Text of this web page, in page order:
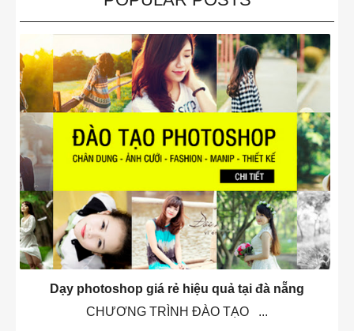
Dạy photoshop giá rẻ hiệu quả tại đà nẵng
CHƯƠNG TRÌNH ĐÀO TẠO ...